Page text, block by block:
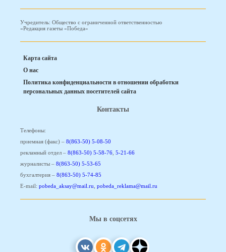
Учредитель: Общество с ограниченной ответственностью
«Редакция газеты «Победа»
Карта сайта
О нас
Политика конфиденциальности в отношении обработки
персональных данных посетителей сайта
Контакты
Телефоны:
приемная (факс) – 8(863-50) 5-08-50
рекламный отдел – 8(863-50) 5-58-76, 5-21-66
журналисты – 8(863-50) 5-53-65
бухгалтерия – 8(863-50) 5-74-85
E-mail: pobeda_aksay@mail.ru, pobeda_reklama@mail.ru
Мы в соцсетях